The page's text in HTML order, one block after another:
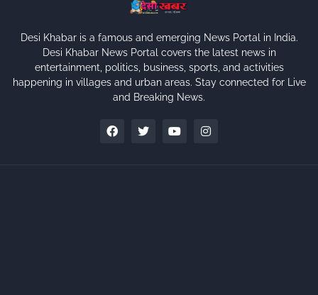
Desi Khabar is a famous and emerging News Portal in India.
Desi Khabar News Portal covers the latest news in
entertainment, politics, business, sports, and activities
happening in villages and urban areas. Stay connected for Live
and Breaking News.